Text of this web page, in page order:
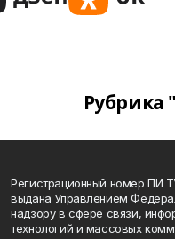
Рубрика
Регистрационный номер ПИ
выдана Управлением
надзору в сфере связи,
технологий и массовых